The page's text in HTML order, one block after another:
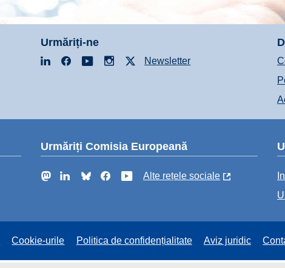
Urmăriți-ne
LinkedInFacebookYouTubeInstagramNewsletter
Urmăriți Comisia Europeană
MastodonLinkedInBlueskyFacebookYouTube
Alte rețele sociale
Cookie-urile Politica de confidențialitate Aviz juridic